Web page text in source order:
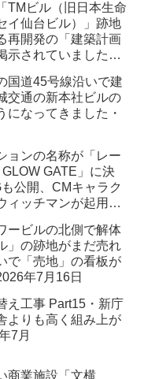
TMビル（旧日本生命
イ仙台ビル）」跡地
再開発の「建築計画
示されていました・
国道45号線沿いで建
交通の新本社ビルの
になってきました・
ョンの名称が「レー
GATE」に決
公開、CMキャラク
ィッチマンが起用さ
ービルの北側で解体
」の跡地がまだ売れ
で「売地」の看板が
年7月16日
え工事 Part15・新庁
よりも高く組み上が
7月
商業施設「文横